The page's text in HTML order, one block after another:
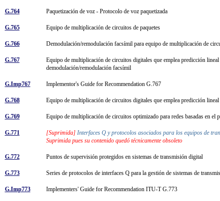
G.764 Paquetización de voz - Protocolo de voz paquetizada
G.765 Equipo de multiplicación de circuitos de paquetes
G.766 Demodulación/remodulación facsímil para equipo de multiplicación de
G.767
Equipo de multiplicación de circuitos digitales que emplea predicción
demodulación/remodulación facsímil
G.Imp767 Implementor's Guide for Recommendation G.767
G.768 Equipo de multiplicación de circuitos digitales que emplea predicción
G.769 Equipo de multiplicación de circuitos optimizado para redes basadas en
G.771 [Suprimida] Interfaces Q y protocolos asociados para los equipos de
Suprimida pues su contenido quedó técnicamente obsoleto
G.772 Puntos de supervisión protegidos en sistemas de transmisión digital
G.773 Series de protocolos de interfaces Q para la gestión de sistemas de
G.Imp773 Implementers' Guide for Recommendation ITU-T G.773